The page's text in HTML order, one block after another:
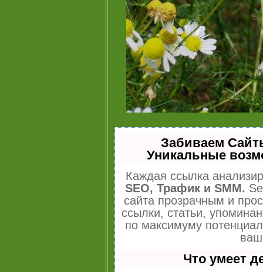
Забиваем
Уникальные
Каждая ссылка
SEO, Трафик и SMM.
сайта прозрачным и
ссылки, статьи,
по максимуму
Что умеет